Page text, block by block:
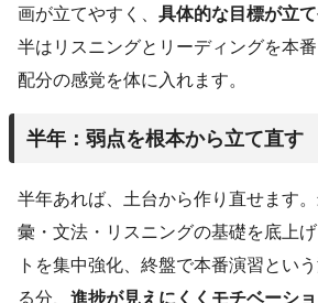
画が立てやすく、 具体的な目標が立
半はリスニングとリーディングを本番
配分の感覚を体に入れます。
半年：弱点を根本から立て直す
半年あれば、土台から作り直せます
彙・文法・リスニングの基礎を底上
トを集中強化、終盤で本番演習とい
る分、 進捗が見えにくくモチベーシ